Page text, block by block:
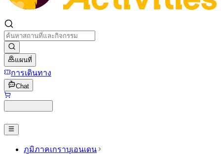
แผนที่
การเดินทาง
Chat
ภูมิภาคเกราบุเอนเดน